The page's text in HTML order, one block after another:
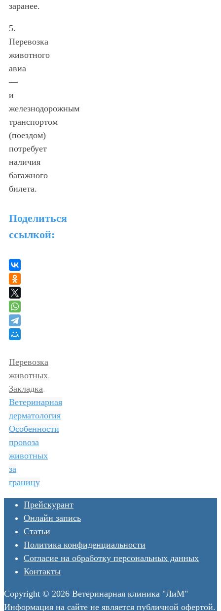
заранее.
5.
Перевозка
животного
авиа
—
и
железнодорожным
транспортом
(поездом)
потребует
наличия
багажного
билета.
Поделиться
ссылкой:
Перевозка
животных.
Закладка.
Ветеринарная
дерматология
Особенности
провоза
животных
за
границу
Прейскурант
Онлайн запись
Статьи
Политика конфиденциальности
Согласие на обработку персональных данных
Контакты
Copyright © 2026 Ветеринарная клиника "ЛиМ"
Информация на сайте не является публичной офертой.